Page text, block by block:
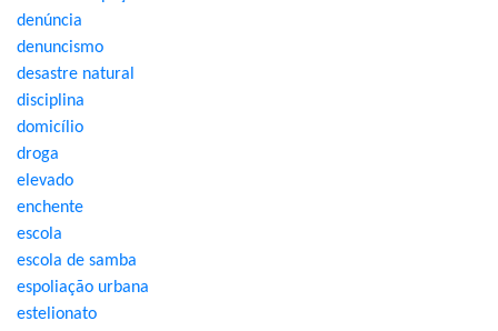
denúncia
denuncismo
desastre natural
disciplina
domicílio
droga
elevado
enchente
escola
escola de samba
espoliação urbana
estelionato